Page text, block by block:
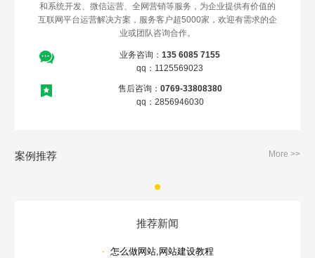
和系统开发、微信运营、全网营销等服务，为企业提供有价值的
互联网平台运营解决方案，服务客户超5000家，欢迎有需求的企
业或团队咨询合作。
业务咨询： 135 6085 7155
qq：1125569023
售后咨询： 0769-33808380
qq：2856946030
案例推荐 More >>
推荐新闻
· 怎么做网站,网站建设教程